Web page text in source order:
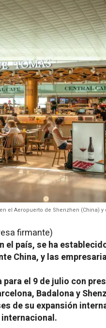
el Aeropuerto de Shenzhen (China)
firmante)
el país, se ha
China, y las
el 9 de julio con
Badalona y
de su expansión